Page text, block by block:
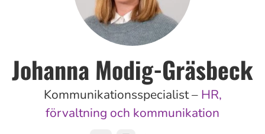
Johanna Modig-Gräsbeck
Kommunikationsspecialist – HR,
förvaltning och kommunikation